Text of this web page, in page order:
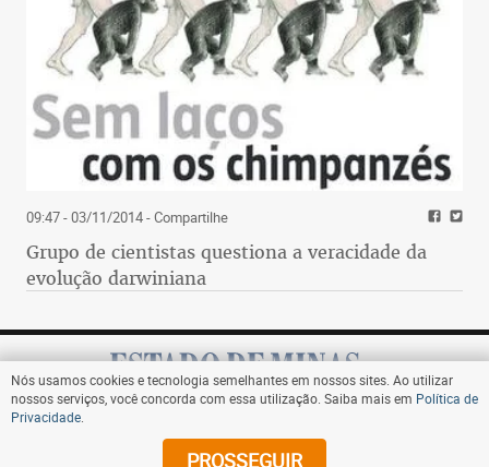
09:47 - 03/11/2014- Compartilhe
Grupo de cientistas questiona a veracidade da
evolução darwiniana
Assine
Nós usamos cookies e tecnologia semelhantes em nossos sites. Ao utilizar
nossos serviços, você concorda com essa utilização. Saiba mais em Política de
Privacidade
PROSSEGUIR